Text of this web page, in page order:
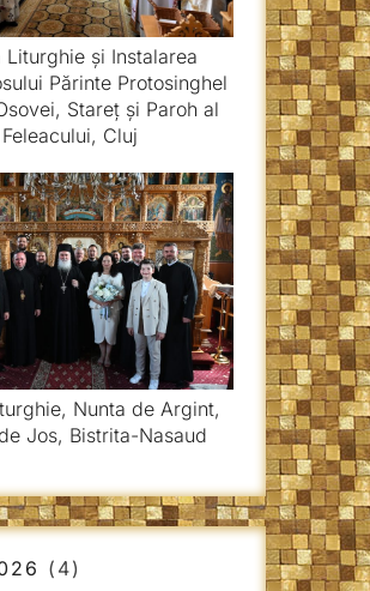
Liturghie și Instalarea
Părinte Protosinghel
Stareț și Paroh al
Feleacului, Cluj
Nunta de Argint,
Jos, Bistrita-Nasaud
(4)